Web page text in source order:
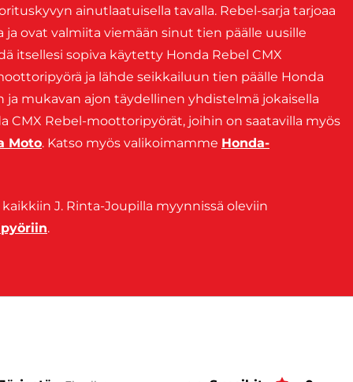
ainutlaatuisella tavalla. Rebel-sarja tarjoaa
ovat valmiita viemään sinut tien päälle uusille
itsellesi sopiva käytetty Honda Rebel CMX
ja lähde seikkailuun tien päälle Honda
ja mukavan ajon täydellinen yhdistelmä jokaisella
CMX Rebel-moottoripyörät, joihin on saatavilla myös
Moto. Katso myös valikoimamme Honda-
J. Rinta-Joupilla myynnissä oleviin
.